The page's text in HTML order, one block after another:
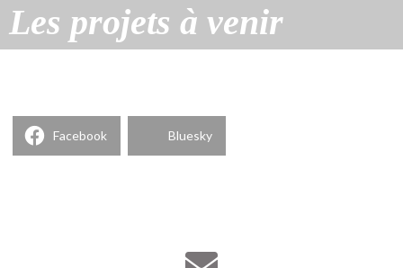
Les projets à venir
Facebook Bluesky